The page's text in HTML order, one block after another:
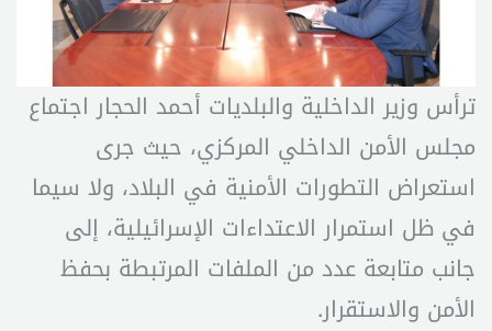
ترأس وزير الداخلية والبلديات أحمد الحجار اجتماع
مجلس الأمن الداخلي المركزي، حيث جرى
استعراض التطورات الأمنية في البلاد، ولا سيما
في ظل استمرار الاعتداءات الإسرائيلية، إلى
جانب متابعة عدد من الملفات المرتبطة بحفظ
الأمن والاستقرار.